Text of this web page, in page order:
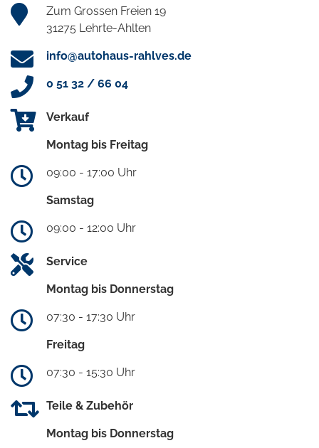
Zum Grossen Freien 19
31275 Lehrte-Ahlten
info@autohaus-rahlves.de
0 51 32 / 66 04
Verkauf
Montag bis Freitag
09:00 - 17:00 Uhr
Samstag
09:00 - 12:00 Uhr
Service
Montag bis Donnerstag
07:30 - 17:30 Uhr
Freitag
07:30 - 15:30 Uhr
Teile & Zubehör
Montag bis Donnerstag